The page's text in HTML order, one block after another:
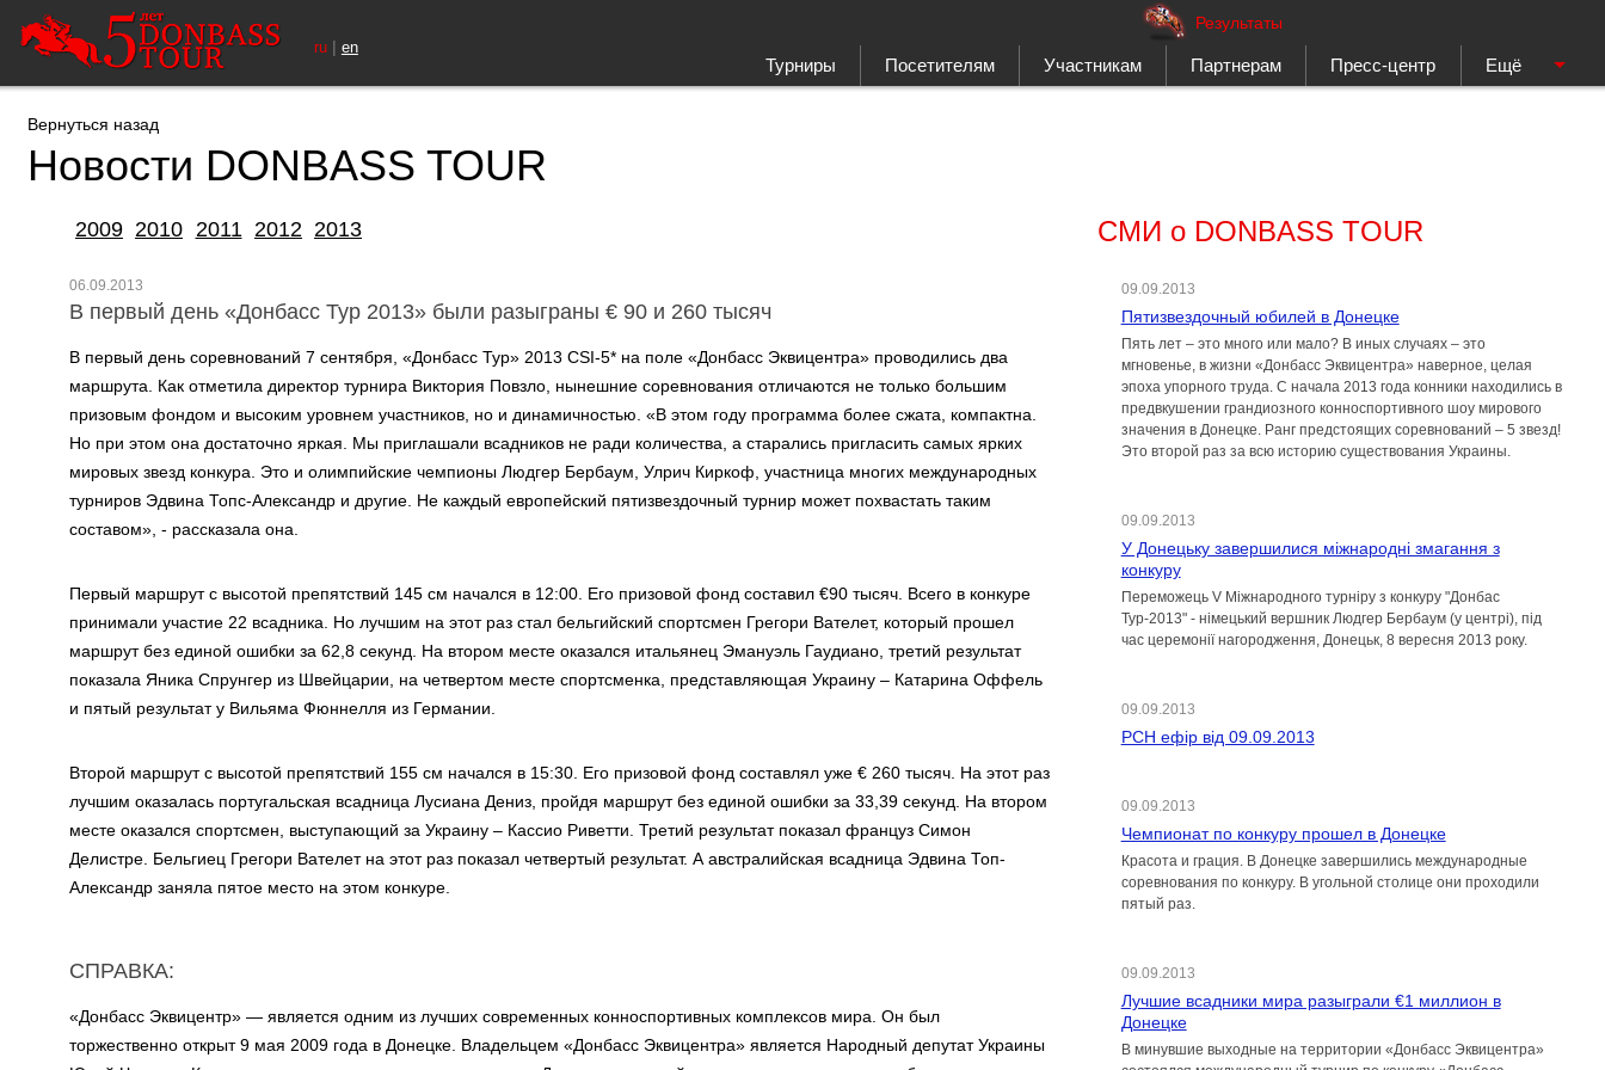
Результаты
Турниры Посетителям Участникам Партнерам Пресс-центр Ещё
ru | en
Вернуться назад
Новости DONBASS TOUR
2009 2010 2011 2012 2013
06.09.2013
В первый день «Донбасс Тур 2013» были разыграны € 90 и 260 тысяч
В первый день соревнований 7 сентября, «Донбасс Тур» 2013 CSI-5* на поле «Донбасс Эквицентра» проводились два
маршрута. Как отметила директор турнира Виктория Повзло, нынешние соревнования отличаются не только большим
призовым фондом и высоким уровнем участников, но и динамичностью. «В этом году программа более сжата, компактна.
Но при этом она достаточно яркая. Мы приглашали всадников не ради количества, а старались пригласить самых ярких
мировых звезд конкура. Это и олимпийские чемпионы Людгер Бербаум, Улрич Киркоф, участница многих международных
турниров Эдвина Топс-Александр и другие. Не каждый европейский пятизвездочный турнир может похвастать таким
составом», - рассказала она.
Первый маршрут с высотой препятствий 145 см начался в 12:00. Его призовой фонд составил €90 тысяч. Всего в конкуре
принимали участие 22 всадника. Но лучшим на этот раз стал бельгийский спортсмен Грегори Вателет, который прошел
маршрут без единой ошибки за 62,8 секунд. На втором месте оказался итальянец Эмануэль Гаудиано, третий результат
показала Яника Спрунгер из Швейцарии, на четвертом месте спортсменка, представляющая Украину – Катарина Оффель
и пятый результат у Вильяма Фюннелля из Германии.
Второй маршрут с высотой препятствий 155 см начался в 15:30. Его призовой фонд составлял уже € 260 тысяч. На этот раз
лучшим оказалась португальская всадница Лусиана Дениз, пройдя маршрут без единой ошибки за 33,39 секунд. На втором
месте оказался спортсмен, выступающий за Украину – Кассио Риветти. Третий результат показал француз Симон
Делистре. Бельгиец Грегори Вателет на этот раз показал четвертый результат. А австралийская всадница Эдвина Топ-
Александр заняла пятое место на этом конкуре.
СПРАВКА:
«Донбасс Эквицентр» — является одним из лучших современных конноспортивных комплексов мира. Он был
торжественно открыт 9 мая 2009 года в Донецке. Владельцем «Донбасс Эквицентра» является Народный депутат Украины
СМИ о DONBASS TOUR
09.09.2013
Пятизвездочный юбилей в Донецке
Пять лет – это много или мало? В иных случаях – это
мгновенье, в жизни «Донбасс Эквицентра» наверное, целая
эпоха упорного труда. С начала 2013 года конники находились в
предвкушении грандиозного конноспортивного шоу мирового
значения в Донецке. Ранг предстоящих соревнований – 5 звезд!
Это второй раз за всю историю существования Украины.
09.09.2013
У Донецьку завершилися міжнародні змагання з
конкуру
Переможець V Міжнародного турніру з конкуру "Донбас
Тур-2013" - німецький вершник Людгер Бербаум (у центрі), під
час церемонії нагородження, Донецьк, 8 вересня 2013 року.
09.09.2013
РСН ефір від 09.09.2013
09.09.2013
Чемпионат по конкуру прошел в Донецке
Красота и грация. В Донецке завершились международные
соревнования по конкуру. В угольной столице они проходили
пятый раз.
09.09.2013
Лучшие всадники мира разыграли €1 миллион в
Донецке
В минувшие выходные на территории «Донбасс Эквицентра»